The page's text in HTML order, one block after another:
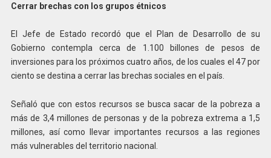
Cerrar brechas con los grupos étnicos
El Jefe de Estado recordó que el Plan de Desarrollo de su
Gobierno contempla cerca de 1.100 billones de pesos de
inversiones para los próximos cuatro años, de los cuales el 47 por
ciento se destina a cerrar las brechas sociales en el país.
Señaló que con estos recursos se busca sacar de la pobreza a
más de 3,4 millones de personas y de la pobreza extrema a 1,5
millones, así como llevar importantes recursos a las regiones
más vulnerables del territorio nacional.